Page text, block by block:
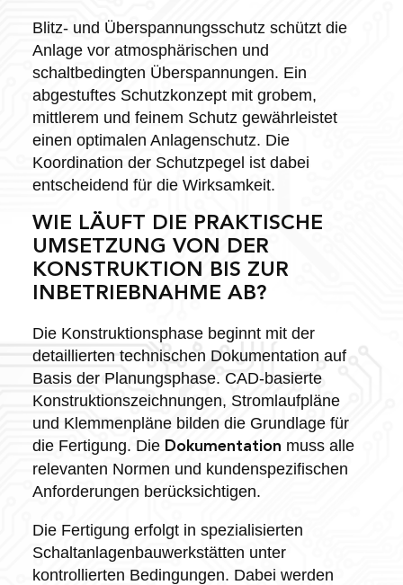
Blitz- und Überspannungsschutz schützt die
Anlage vor atmosphärischen und
schaltbedingten Überspannungen. Ein
abgestuftes Schutzkonzept mit grobem,
mittlerem und feinem Schutz gewährleistet
einen optimalen Anlagenschutz. Die
Koordination der Schutzpegel ist dabei
entscheidend für die Wirksamkeit.
WIE LÄUFT DIE PRAKTISCHE
UMSETZUNG VON DER
KONSTRUKTION BIS ZUR
INBETRIEBNAHME AB?
Die Konstruktionsphase beginnt mit der
detaillierten technischen Dokumentation auf
Basis der Planungsphase. CAD-basierte
Konstruktionszeichnungen, Stromlaufpläne
und Klemmenpläne bilden die Grundlage für
die Fertigung. Die Dokumentation muss alle
relevanten Normen und kundenspezifischen
Anforderungen berücksichtigen.
Die Fertigung erfolgt in spezialisierten
Schaltanlagenbauwerkstätten unter
kontrollierten Bedingungen. Dabei werden